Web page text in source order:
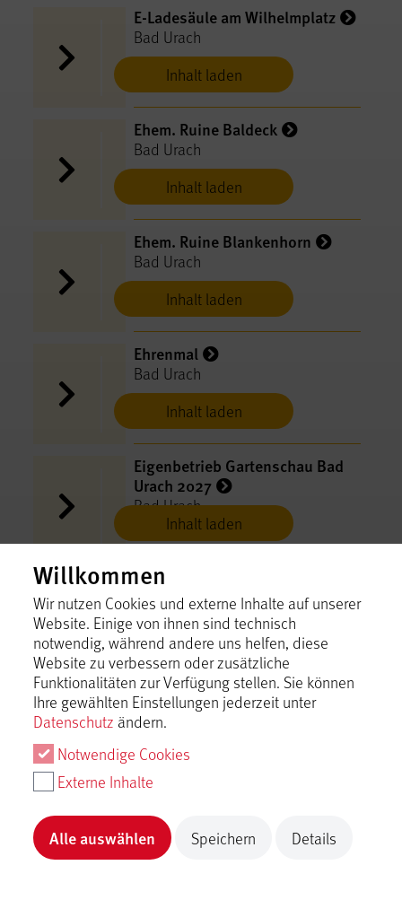
Inhalt laden
E-Ladesäule am Wilhelmplatz
Bad Urach
Inhalt laden
Ehem. Ruine Baldeck
Bad Urach
Inhalt laden
Ehem. Ruine Blankenhorn
Bad Urach
Inhalt laden
Ehrenmal
Bad Urach
Inhalt laden
Eigenbetrieb Gartenschau Bad
Urach 2027
Bad Urach
Inhalt laden
Entdeckerwelt Bad Urach
Bad Urach
Inhalt laden
Eppenzillfelsen
Bad Urach
Inhalt laden
Bad Urach
Willkommen
Wir nutzen Cookies und externe Inhalte auf unserer
Website. Einige von ihnen sind technisch
notwendig, während andere uns helfen, diese
Website zu verbessern oder zusätzliche
Funktionalitäten zur Verfügung stellen. Sie können
Ihre gewählten Einstellungen jederzeit unter
Datenschutz ändern.
Notwendige Cookies
Externe Inhalte
Alle auswählen Speichern Details